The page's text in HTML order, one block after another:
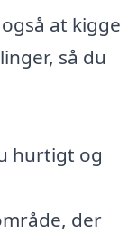
at kigge
så du
hurtigt og
der